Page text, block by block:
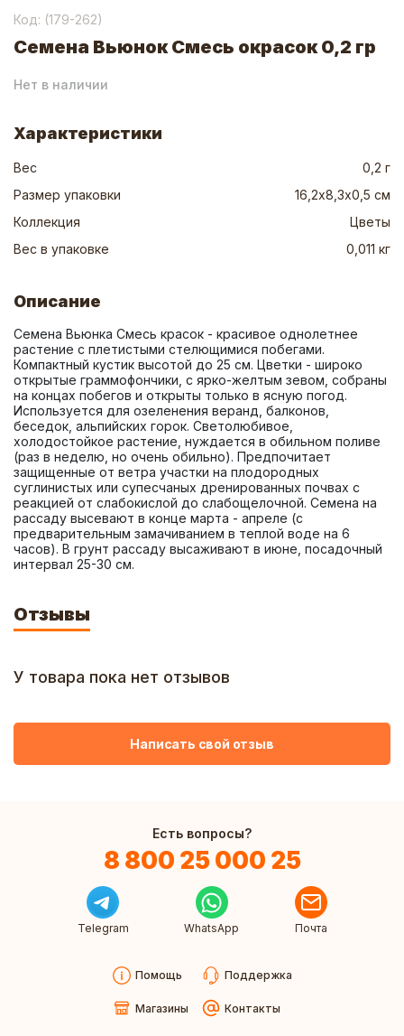
Код: (179-262)
Семена Вьюнок Смесь окрасок 0,2 гр
Нет в наличии
Характеристики
Вес
0,2 г
Размер упаковки
16,2х8,3х0,5 см
Коллекция
Цветы
Вес в упаковке
0,011 кг
Описание
Семена Вьюнка Смесь красок - красивое однолетнее
растение с плетистыми стелющимися побегами.
Компактный кустик высотой до 25 см. Цветки - широко
открытые граммофончики, с ярко-желтым зевом, собраны
на концах побегов и открыты только в ясную погод.
Используется для озеленения веранд, балконов,
беседок, альпийских горок. Светолюбивое,
холодостойкое растение, нуждается в обильном поливе
(раз в неделю, но очень обильно). Предпочитает
защищенные от ветра участки на плодородных
суглинистых или супесчаных дренированных почвах с
реакцией от слабокислой до слабощелочной. Семена на
рассаду высевают в конце марта - апреле (с
предварительным замачиванием в теплой воде на 6
часов). В грунт рассаду высаживают в июне, посадочный
интервал 25-30 см.
Отзывы
У товара пока нет отзывов
Написать свой отзыв
Есть вопросы?
8 800 25 000 25
Telegram WhatsApp Почта
Помощь Поддержка
Магазины Контакты